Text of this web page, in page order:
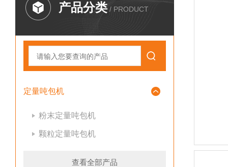
产品分类 / PRODUCT
定量吨包机
粉末定量吨包机
颗粒定量吨包机
查看全部产品